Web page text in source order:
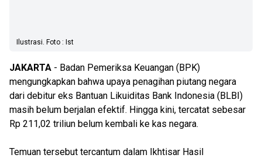
Ilustrasi. Foto : Ist
JAKARTA - Badan Pemeriksa Keuangan (BPK)
mengungkapkan bahwa upaya penagihan piutang negara
dari debitur eks Bantuan Likuiditas Bank Indonesia (BLBI)
masih belum berjalan efektif. Hingga kini, tercatat sebesar
Rp 211,02 triliun belum kembali ke kas negara.
Temuan tersebut tercantum dalam Ikhtisar Hasil